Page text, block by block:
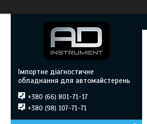
Імпортне діагностичне
обладнання для автомайстерень
+380 (66) 801-71-17
+380 (98) 107-71-71